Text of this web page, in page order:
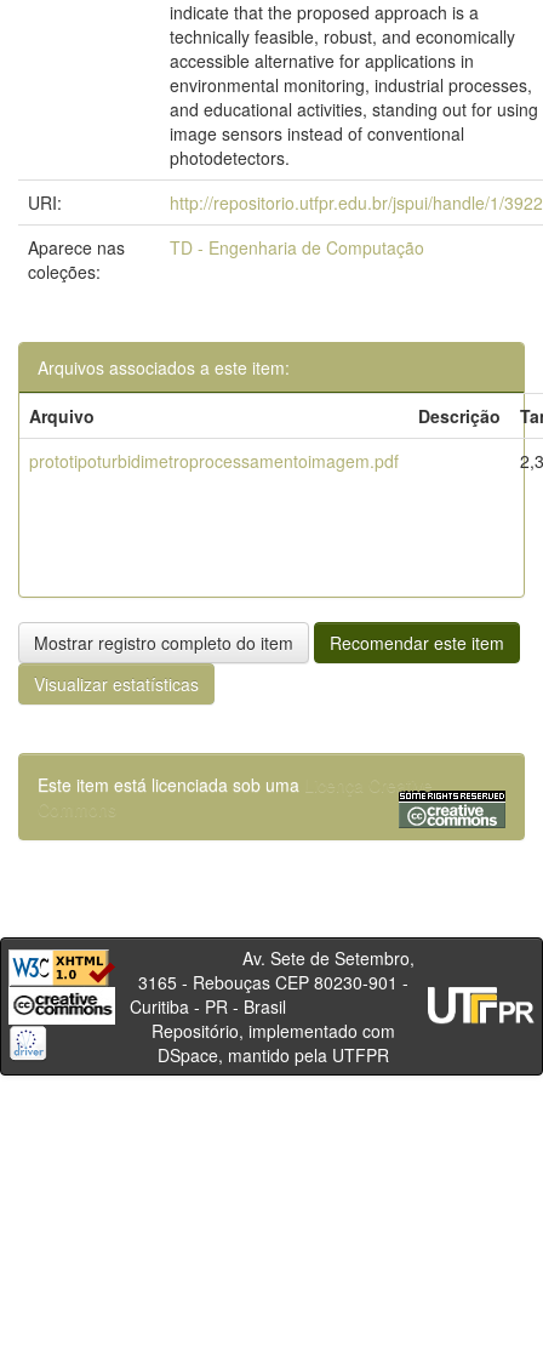
indicate that the proposed approach is a
technically feasible, robust, and economically
accessible alternative for applications in
environmental monitoring, industrial processes,
and educational activities, standing out for using
image sensors instead of conventional
photodetectors.
URI:
http://repositorio.utfpr.edu.br/jspui/handle/1/
Aparece nas
coleções:
TD - Engenharia de Computação
Arquivos associados a este item:
Arquivo
Descrição
prototipoturbidimetroprocessamentoimagem.pdf
Mostrar registro completo do item
Recomendar este item
Visualizar estatísticas
Este item está licenciada sob uma
Licença Creative
Commons
Av. Sete de Setembro,
3165 - Rebouças CEP 80230-901 -
Curitiba - PR - Brasil
Repositório, implementado com
DSpace, mantido pela UTFPR